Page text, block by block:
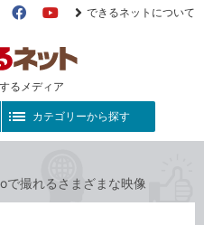
るメディア
X（旧
FacebookYouTube
できるネットについて
カテゴリーから探す
で撮れるさまざまな映像